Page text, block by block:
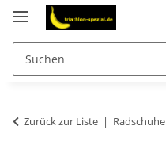
Zurück zur Liste Radschuhe